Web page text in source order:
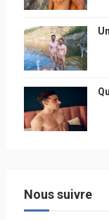
Nous suivre